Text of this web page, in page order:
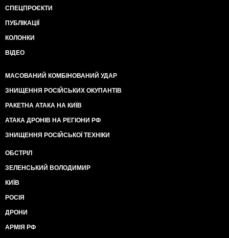
СПЕЦПРОЄКТИ
ПУБЛІКАЦІЇ
КОЛОНКИ
ВІДЕО
МАСОВАНИЙ КОМБІНОВАНИЙ УДАР
ЗНИЩЕННЯ РОСІЙСЬКИХ ОКУПАНТІВ
РАКЕТНА АТАКА НА КИЇВ
АТАКА ДРОНІВ НА РЕГІОНИ РФ
ЗНИЩЕННЯ РОСІЙСЬКОЇ ТЕХНІКИ
ОБСТРІЛ
ЗЕЛЕНСЬКИЙ ВОЛОДИМИР
КИЇВ
РОСІЯ
ДРОНИ
АРМІЯ РФ